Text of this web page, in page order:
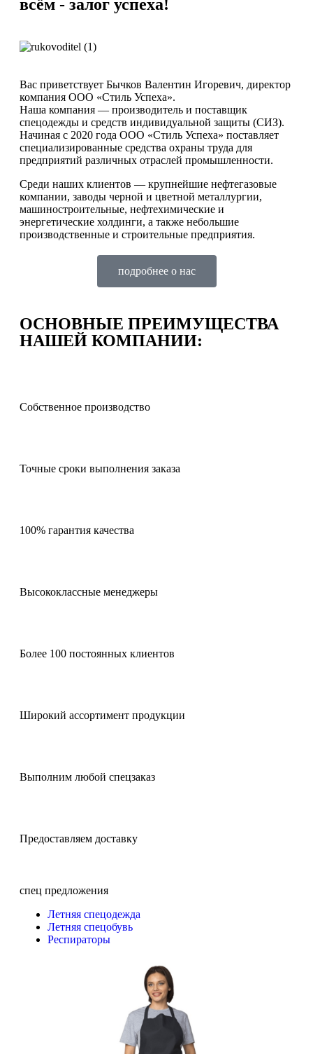
всём - залог успеха!
Вас приветствует Бычков Валентин Игоревич, директор
компания ООО «Стиль Успеха».
Наша компания — производитель и поставщик
спецодежды и средств индивидуальной защиты (СИЗ).
Начиная с 2020 года ООО «Стиль Успеха» поставляет
специализированные средства охраны труда для
предприятий различных отраслей промышленности.
Среди наших клиентов — крупнейшие нефтегазовые
компании, заводы черной и цветной металлургии,
машиностроительные, нефтехимические и
энергетические холдинги, а также небольшие
производственные и строительные предприятия.
подробнее о нас
ОСНОВНЫЕ ПРЕИМУЩЕСТВА
НАШЕЙ КОМПАНИИ:
Собственное производство
Точные сроки выполнения заказа
100% гарантия качества
Высококлассные менеджеры
Более 100 постоянных клиентов
Широкий ассортимент продукции
Выполним любой спецзаказ
Предоставляем доставку
спец предложения
Летняя спецодежда
Летняя спецобувь
Респираторы